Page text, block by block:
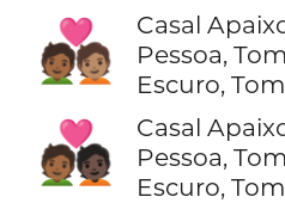
🧑🏾‍❤️‍🧑🏽
Casal
Pessoa,
Escuro,
🧑🏾‍❤️‍🧑🏿
Casal
Pessoa,
Escuro,